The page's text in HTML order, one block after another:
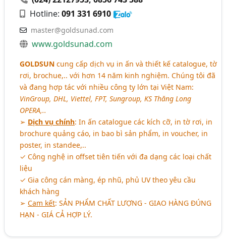
Hotline:091 331 6910
master@goldsunad.com
www.goldsunad.com
GOLDSUN cung cấp dịch vụ in ấn và thiết kế catalogue, tờ
rơi, brochue,.. với hơn 14 năm kinh nghiệm. Chúng tôi đã
và đang hợp tác với nhiều công ty lớn tại Việt Nam:
VinGroup, DHL, Viettel, FPT, Sungroup, KS Thăng Long
OPERA,..
➢ Dịch vụ chính: In ấn catalogue các kích cỡ, in tờ rơi, in
brochure quảng cáo, in bao bì sản phẩm, in voucher, in
poster, in standee,..
✓ Công nghệ in offset tiên tiến với đa dạng các loại chất
liệu
✓ Gia công cán màng, ép nhũ, phủ UV theo yêu cầu
khách hàng
➢Cam kết:SẢN PHẨM CHẤT LƯỢNG - GIAO HÀNG ĐÚNG
HẠN - GIÁ CẢ HỢP LÝ.